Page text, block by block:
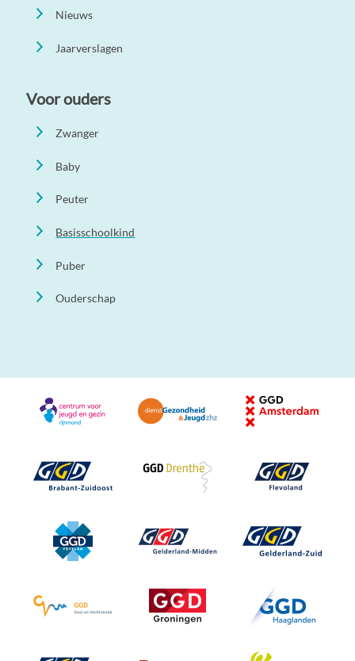
Nieuws
Jaarverslagen
Voor ouders
Zwanger
Baby
Peuter
Basisschoolkind
Puber
Ouderschap